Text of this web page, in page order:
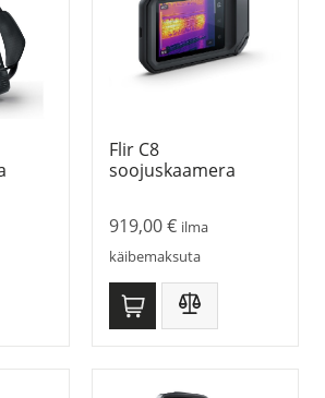
Flir C8
soojuskaamera
919,00€ ilma
käibemaksuta